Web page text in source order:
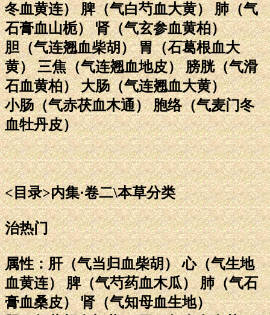
冬血黄连） 脾（气白芍血大黄） 肺（气
石膏血山栀） 肾（气玄参血黄柏）
胆（气连翘血柴胡） 胃（石葛根血大
黄） 三焦（气连翘血地皮） 膀胱（气滑
石血黄柏） 大肠（气连翘血大黄）
小肠（气赤茯血木通） 胞络（气麦门冬
血牡丹皮）
<目录>内集·卷二\本草分类
治热门
属性：肝（气当归血柴胡） 心（气生地
血黄连） 脾（气芍药血木瓜） 肺（气石
膏血桑皮） 肾（气知母血生地）